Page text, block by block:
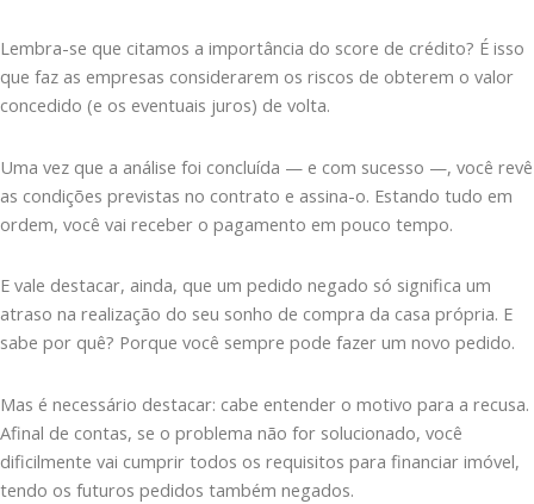
Lembra-se que citamos a importância do score de crédito? É isso
que faz as empresas considerarem os riscos de obterem o valor
concedido (e os eventuais juros) de volta.
Uma vez que a análise foi concluída — e com sucesso —, você revê
as condições previstas no contrato e assina-o. Estando tudo em
ordem, você vai receber o pagamento em pouco tempo.
E vale destacar, ainda, que um pedido negado só significa um
atraso na realização do seu sonho de compra da casa própria. E
sabe por quê? Porque você sempre pode fazer um novo pedido.
Mas é necessário destacar: cabe entender o motivo para a recusa.
Afinal de contas, se o problema não for solucionado, você
dificilmente vai cumprir todos os requisitos para financiar imóvel,
tendo os futuros pedidos também negados.